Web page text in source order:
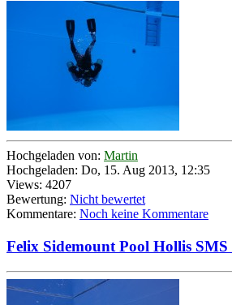
Hochgeladen von: Martin
Hochgeladen: Do, 15. Aug 2013, 12:35
Views: 4207
Bewertung: Nicht bewertet
Kommentare: Noch keine Kommentare
Felix Sidemount Pool Hollis SMS